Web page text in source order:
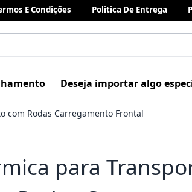
E Condições Politica De Entrega
Deseja importar algo
com Rodas Carregamento Frontal
para